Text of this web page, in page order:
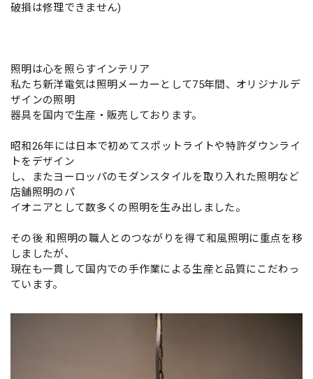
破損は修理できません)
照明は心を照らすインテリア
私たち新洋電気は照明メーカーとして75年間、オリジナルデ
ザインの照明
器具を国内で生産・販売しております。
昭和26年には日本で初めてスポットライトや特許ダウンライ
トをデザイン
し、またヨーロッパのモダンスタイルを取り入れた照明など
店舗照明のパ
イオニアとして数多くの照明を生み出しました。
その後 和照明の職人とのつながりを得て和風照明に重点を移
しましたが、
現在も一貫して国内での手作業による生産と品質にこだわっ
ています。